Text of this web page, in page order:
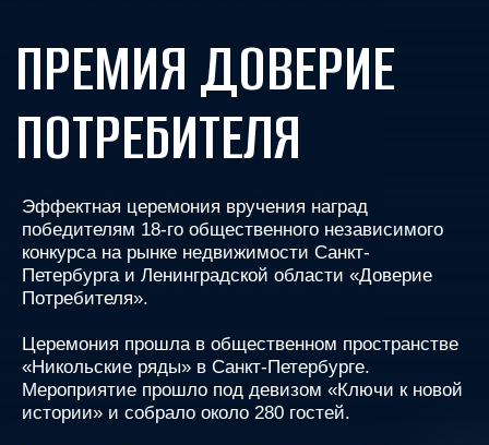
Посмотреть видео
Потребителя».
Церемония прошла в общественном пространстве
Мероприятие прошло под девизом «Ключи к новой
истории» и собрало около 280 гостей.
уникальная, невероятно яркая программа
и незабываемая атмосфера чествования
достижений номинантов и победителей.